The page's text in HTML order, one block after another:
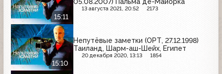
15:11
13 августа 2021, 20:52 2173
15:10
Непутёвые заметки (ОРТ, 27.12.1998)
Таиланд, Шарм-аш-Шейх, Египет
20 декабря 2020, 13:13 1854